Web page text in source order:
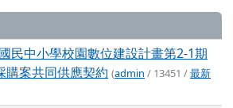
民中小學校園數位建設計畫第2-1期
購案共同供應契約 (admin / 13451 /最新